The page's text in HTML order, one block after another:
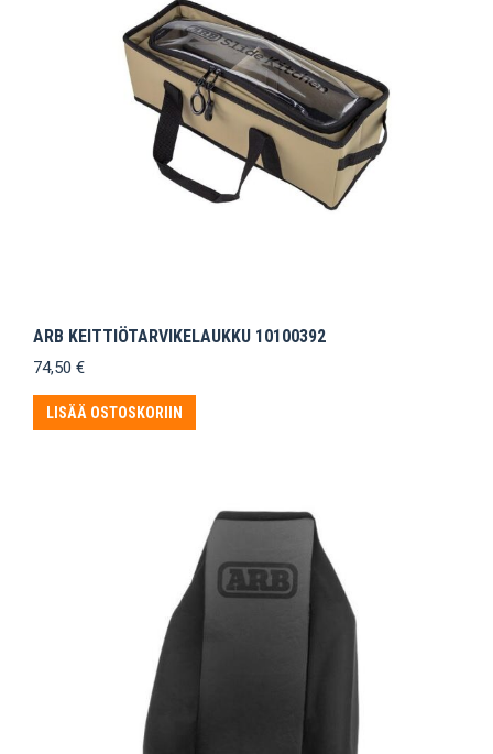
ARB KEITTIÖTARVIKELAUKKU 10100392
74,50 €
LISÄÄ OSTOSKORIIN